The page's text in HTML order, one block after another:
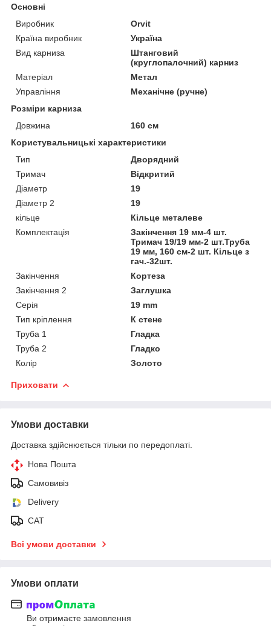
Основні
Виробник
Orvit
Країна виробник
Україна
Вид карниза
Штанговий
(круглопалочний) карниз
Матеріал
Метал
Управління
Механічне (ручне)
Розміри карниза
Довжина
160 см
Користувальницькі характеристики
Тип
Дворядний
Тримач
Відкритий
Діаметр
19
Діаметр 2
19
кільце
Кільце металеве
Комплектація
Закінчення 19 мм-4 шт.
Тримач 19/19 мм-2 шт.Труба
19 мм, 160 см-2 шт. Кільце з
гач.-32шт.
Закінчення
Кортеза
Закінчення 2
Заглушка
Серія
19 mm
Тип кріплення
К стене
Труба 1
Гладка
Труба 2
Гладко
Колір
Золото
Приховати
Умови доставки
Доставка здійснюється тільки по передоплаті.
Нова Пошта
Самовивіз
Delivery
САТ
Всі умови доставки
Умови оплати
Ви отримаєте замовлення